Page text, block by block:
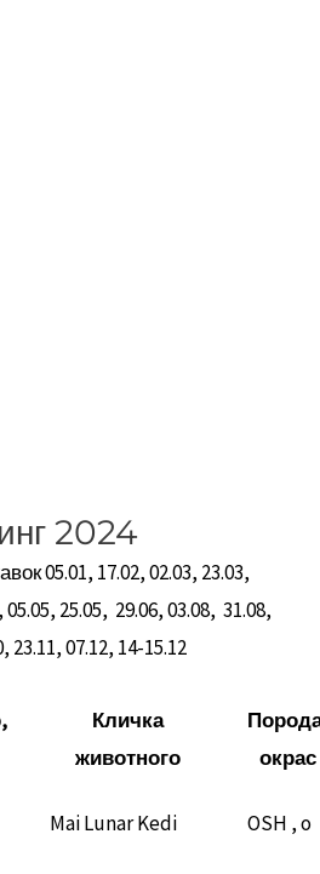
2024
05.01, 17.02, 02.03, 23.03,
05.05, 25.05, 29.06, 03.08, 31.08,
23.11, 07.12, 14-15.12
Кличка
животного
окрас
Mai Lunar Kedi OSH , o